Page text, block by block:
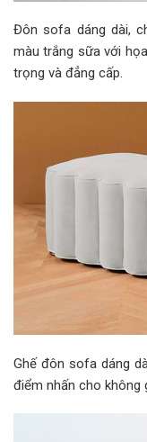
Đôn sofa dáng dài,
màu trắng sữa với
trọng và đẳng cấp.
Ghế đôn sofa dáng
điểm nhấn cho không